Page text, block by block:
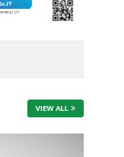
VIEW ALL